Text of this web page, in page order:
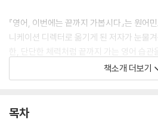
『영어, 이번에는 끝까지 가봅시다』는 원어
니케이션 디렉터로 옮기게 된 저자가 눈물
한, 단단한 체력처럼 끝까지 가는 영어 습관
떠서 잠들 때까지 일상 모든 순간에 영어를
는 특별한 영어 마인드셋은 물론, 직장인의
고 끝까지 가보자.
책소개 더보기
목차